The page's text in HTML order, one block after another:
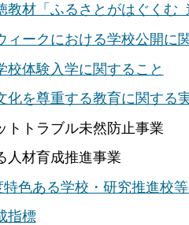
教材「ふるさとがはぐくむ
ィークにおける学校公開に
校体験入学に関すること
化を尊重する教育に関する
トトラブル未然防止事業
人材育成推進事業
色ある学校・研究推進校
指標